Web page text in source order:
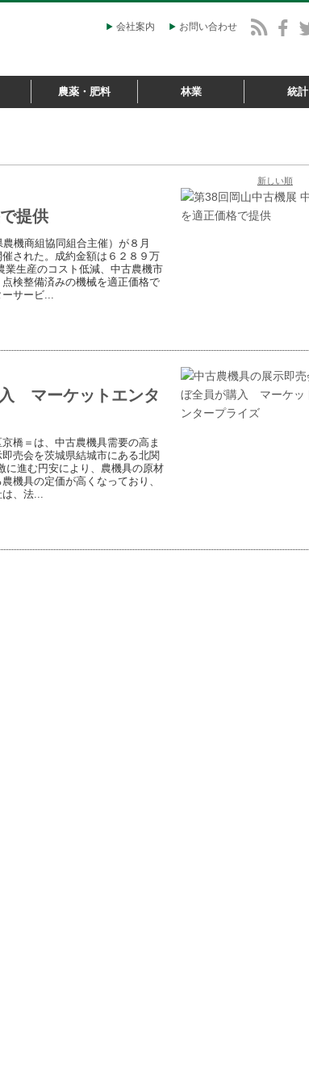
会社案内 お問い合わせ
農薬・肥料 林業 統計
新しい順
提供
機商組協同組合主催）が８月
された。成約金額は６２８９万
業生産のコスト低減、中古農機市
検整備済みの機械を適正価格で
サービ...
マーケットエンタ
橋＝は、中古農機具需要の高ま
売会を茨城県結城市にある北関
に進む円安により、農機具の原材
機具の定価が高くなっており、
、法...